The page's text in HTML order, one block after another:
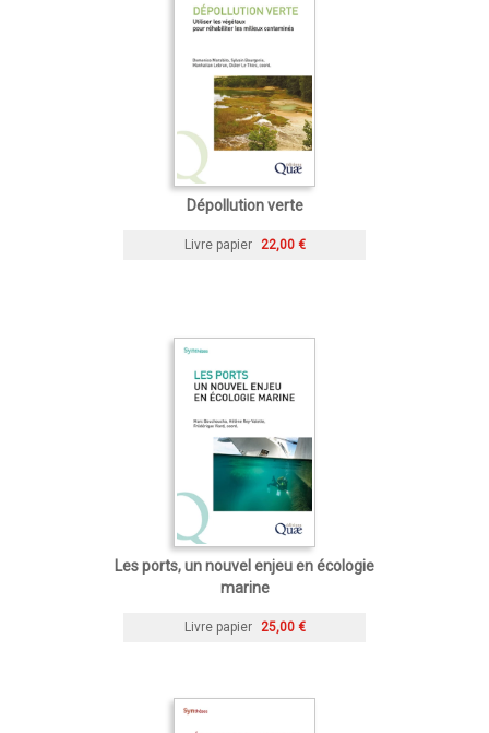
Dépollution verte
Livre papier 22,00 €
Les ports, un nouvel enjeu en écologie
marine
Livre papier 25,00 €